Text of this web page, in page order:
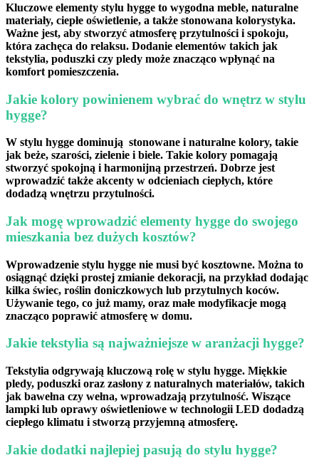
Kluczowe elementy stylu ⁣hygge to wygodna⁤ meble, naturalne
materiały,⁤ ciepłe oświetlenie, ‍a​ także‌ stonowana kolorystyka.
Ważne jest, aby stworzyć atmosferę przytulności i ‌spokoju,
która zachęca do relaksu. Dodanie elementów takich‍ jak
tekstylia, ⁤poduszki czy pledy⁤ może znacząco wpłynąć na
komfort pomieszczenia.
Jakie kolory powinienem ​wybrać do wnętrz ‌w stylu
hygge?
W‌ stylu hygge dominują ⁤ stonowane i naturalne kolory,⁢ takie
⁢jak beże, szarości, zielenie i biele. ​Takie kolory pomagają‌
stworzyć spokojną i harmonijną ‌przestrzeń. Dobrze jest
⁤wprowadzić także akcenty w odcieniach ⁢ciepłych, które
dodadzą ​wnętrzu ⁤przytulności.
Jak mogę wprowadzić elementy hygge‍ do swojego
mieszkania bez dużych kosztów?
Wprowadzenie ‌stylu hygge nie ‌musi być kosztowne. Można ‌to
osiągnąć ⁣dzięki prostej zmianie dekoracji, na przykład dodając
kilka świec,​ roślin doniczkowych lub przytulnych koców.⁤
Używanie tego, co już mamy, ‍oraz małe modyfikacje ‌mogą
znacząco poprawić atmosferę w domu.
Jakie tekstylia są najważniejsze w‍ aranżacji hygge?
Tekstylia odgrywają kluczową rolę w‍ stylu hygge. Miękkie⁣
pledy, poduszki ⁣oraz zasłony​ z naturalnych materiałów,‍ takich
jak bawełna czy wełna, wprowadzają przytulność. Wiszące
lampki lub oprawy oświetleniowe w technologii ⁣LED dodadzą
⁣ciepłego klimatu i ⁤stworzą⁣ przyjemną atmosferę.
Jakie dodatki najlepiej pasują do stylu hygge?